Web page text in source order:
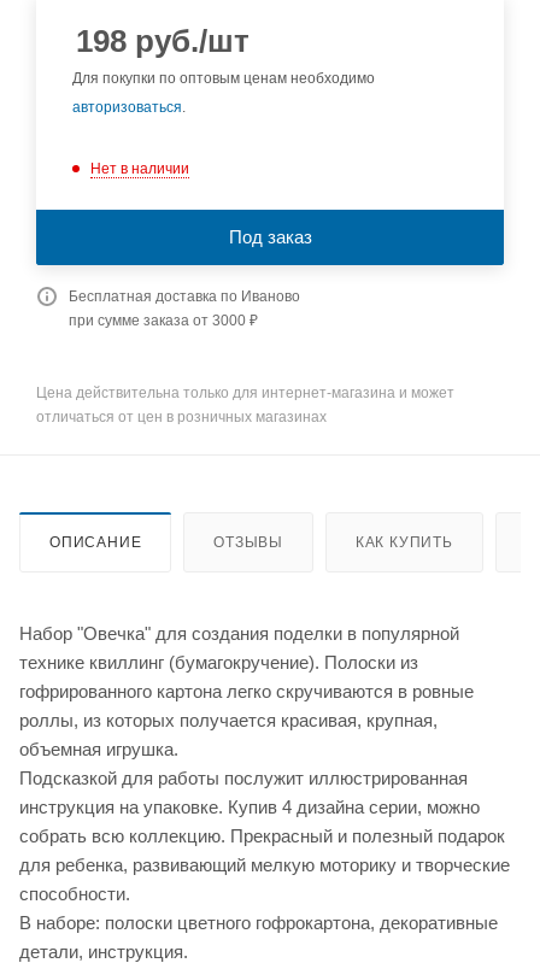
198 руб./шт
Для покупки по оптовым ценам необходимо
авторизоваться.
Нет в наличии
Под заказ
Бесплатная доставка по Иваново
при сумме заказа от 3000 ₽
Цена действительна только для интернет-магазина и может
отличаться от цен в розничных магазинах
ОПИСАНИЕ ОТЗЫВЫ КАК КУПИТЬ
Набор "Овечка" для создания поделки в популярной
технике квиллинг (бумагокручение). Полоски из
гофрированного картона легко скручиваются в ровные
роллы, из которых получается красивая, крупная,
объемная игрушка.
Подсказкой для работы послужит иллюстрированная
инструкция на упаковке. Купив 4 дизайна серии, можно
собрать всю коллекцию. Прекрасный и полезный подарок
для ребенка, развивающий мелкую моторику и творческие
способности.
В наборе: полоски цветного гофрокартона, декоративные
детали, инструкция.